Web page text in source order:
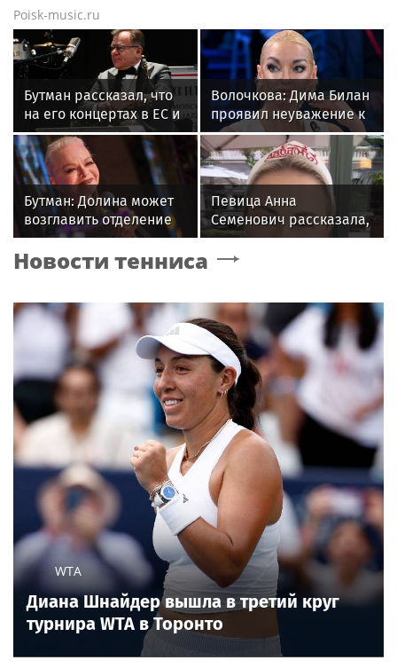
Poisk-music.ru
Бутман рассказал, что
на его концертах в ЕС и
США протестовали
проплаченные люди
Волочкова: Дима Билан
проявил неуважение к
зрителям на своем
концерте в Москве
Бутман: Долина может
возглавить отделение
вокала в первом в РФ
джазовом вузе
Певица Анна
Семенович рассказала,
что улетела с
возлюбленным в
Новости тенниса
WTA
Диана Шнайдер вышла в третий круг
турнира WTA в Торонто